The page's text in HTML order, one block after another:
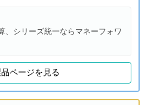
、シリーズ統一ならマネーフォワ
ページを見る